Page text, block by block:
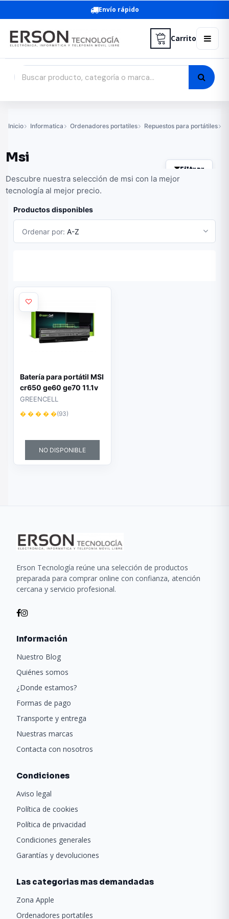
Envío rápido
Carrito
Inicio Informatica Ordenadores portatiles Repuestos para portátiles
Msi
Filtrar
Descubre nuestra selección de msi con la mejor
tecnología al mejor precio.
Productos disponibles
Ordenar por: A-Z
Batería para portátil MSI
cr650 ge60 ge70 11.1v
4400MAH MS05
GREENCELL
� � � � �(93)
NO DISPONIBLE
Erson Tecnología reúne una selección de productos
preparada para comprar online con confianza, atención
cercana y servicio profesional.
Información
Nuestro Blog
Quiénes somos
¿Donde estamos?
Formas de pago
Transporte y entrega
Nuestras marcas
Contacta con nosotros
Condiciones
Aviso legal
Política de cookies
Política de privacidad
Condiciones generales
Garantías y devoluciones
Las categorias mas demandadas
Zona Apple
Ordenadores portatiles